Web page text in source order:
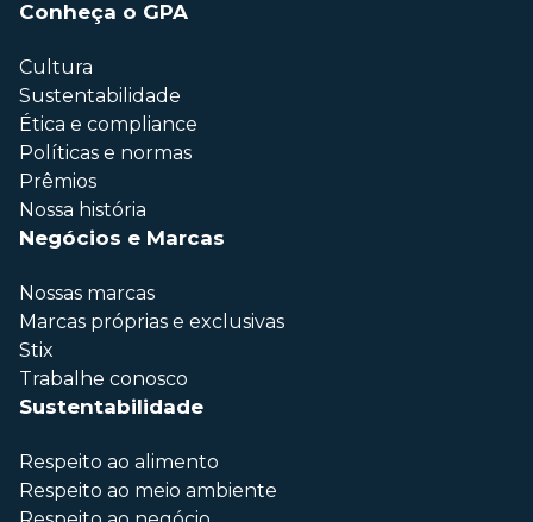
Conheça o GPA
Cultura
Sustentabilidade
Ética e compliance
Políticas e normas
Prêmios
Nossa história
Negócios e Marcas
Nossas marcas
Marcas próprias e exclusivas
Stix
Trabalhe conosco
Sustentabilidade
Respeito ao alimento
Respeito ao meio ambiente